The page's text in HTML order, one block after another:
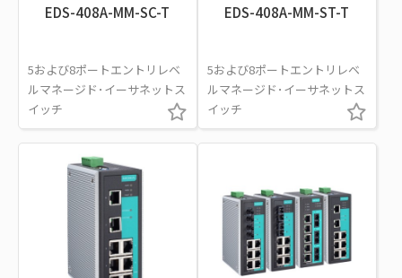
EDS-408A-MM-SC-T
5および8ポートエントリレベ
ルマネージド･イーサネットス
イッチ
EDS-408A-MM-ST-T
5および8ポートエントリレベ
ルマネージド･イーサネットス
イッチ